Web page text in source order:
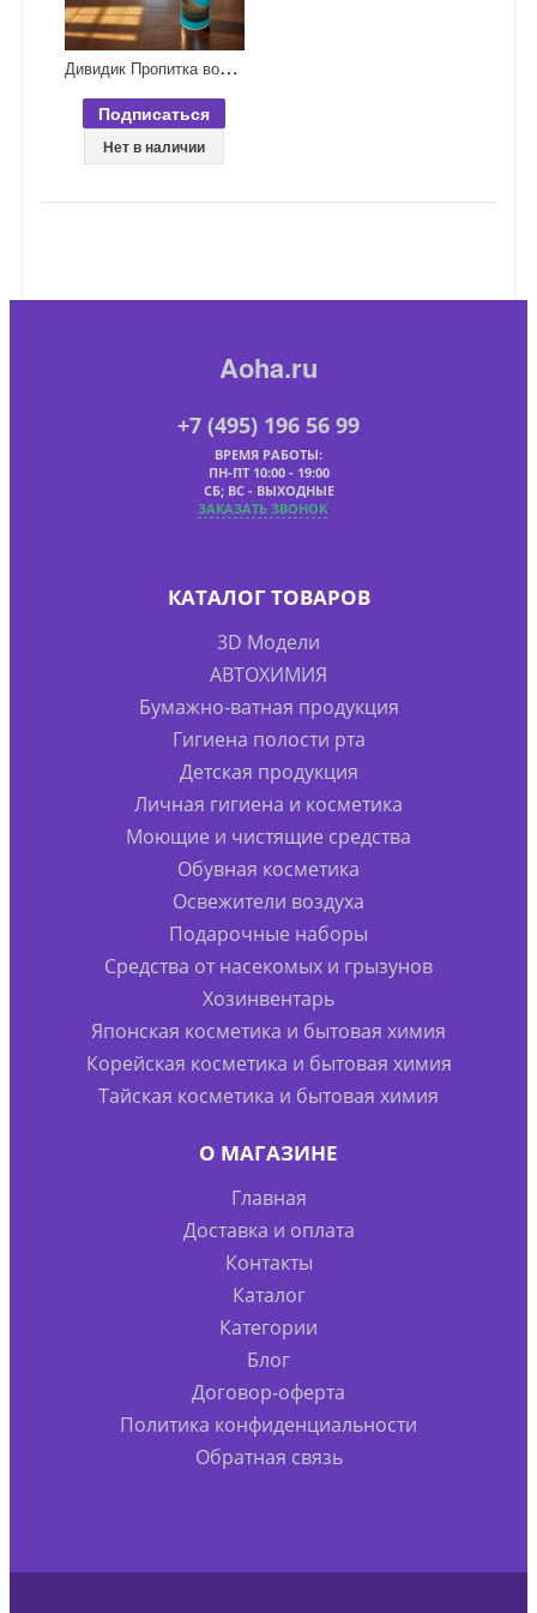
Д
ивидик Пропитка водооталкивающая для изделий из кожи, замши, велюра и текстиля 250 мл
Подписаться
Нет в наличии
Aoha.ru
+7 (495) 196 56 99
ВРЕМЯ РАБОТЫ:
ПН-ПТ 10:00 - 19:00
СБ; ВС - ВЫХОДНЫЕ
ЗАКАЗАТЬ ЗВОНОК
КАТАЛОГ ТОВАРОВ
3D Модели
АВТОХИМИЯ
Бумажно-ватная продукция
Гигиена полости рта
Детская продукция
Личная гигиена и косметика
Моющие и чистящие средства
Обувная косметика
Освежители воздуха
Подарочные наборы
Средства от насекомых и грызунов
Хозинвентарь
Японская косметика и бытовая химия
Корейская косметика и бытовая химия
Тайская косметика и бытовая химия
О МАГАЗИНЕ
Главная
Доставка и оплата
Контакты
Каталог
Категории
Блог
Договор-оферта
Политика конфиденциальности
Обратная связь